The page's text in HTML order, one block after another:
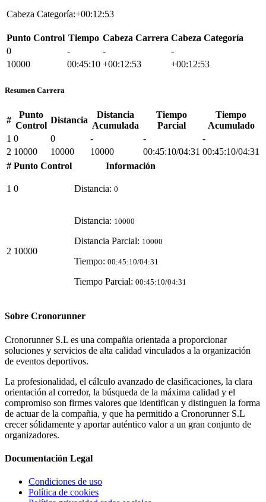
Cabeza Categoría:+00:12:53
Punto Control Tiempo Cabeza Carrera Cabeza Categoría
0
- -
-
10000
00:45:10 +00:12:53 +00:12:53
Resumen Carrera
#
Punto
Control
Distancia
Distancia
Acumulada
Tiempo
Parcial
Tiempo
Acumulado
1 0 0 - -
-
2 10000 10000 10000 00:45:10/04:31 00:45:10/04:31
# Punto Control Información
1 0 Distancia: 0
2 10000
Distancia: 10000
Distancia Parcial: 10000
Tiempo: 00:45:10/04:31
Tiempo Parcial: 00:45:10/04:31
Sobre Cronorunner
Cronorunner S.L es una compañia orientada a proporcionar
soluciones y servicios de alta calidad vinculados a la organización
de eventos deportivos.
La profesionalidad, el cálculo avanzado de clasificaciones, la clara
orientación al corredor, la búsqueda de la máxima calidad y el
compromiso son firmes valores que identifican y distinguen la forma
de actuar de la compañia, y que ha permitido a Cronorunner S.L
crecer sólidamente y aportar auténtico valor a un gran conjunto de
organizadores.
Documentación Legal
Condiciones de uso
Política de cookies